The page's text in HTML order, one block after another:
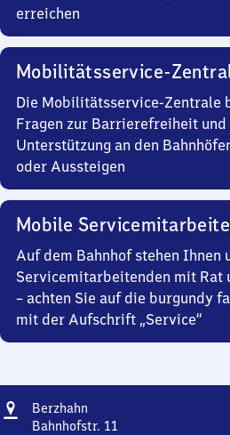
erreichen
Mobilitätsservice-
Die Mobilitätsservice-Zentrale
Fragen zur Barrierefreiheit
Unterstützung an den
oder Aussteigen
Mobile
Auf dem Bahnhof stehen Ihnen
Servicemitarbeitenden mit Rat
– achten Sie auf die burgundy
mit der Aufschrift „Service“
Adresse
Berzhahn
Bahnhofstr. 11